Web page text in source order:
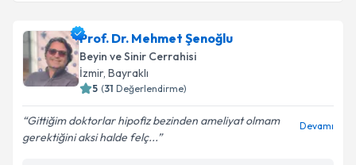
için bir takvim hazırlandığında e-posta ile
bilgilendireceğiz.
E-posta Adresiniz
Prof. Dr. Mehmet Şenoğlu
Beyin ve Sinir Cerrahisi
İzmir, Bayraklı
5 (31 Değerlendirme)
Gittiğim doktorlar hipofiz bezinden ameliyat olmam
gerektiğini aksi halde felç...
Devamı